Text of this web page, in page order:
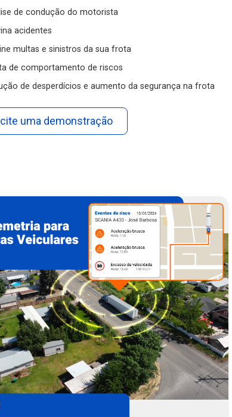
de condução do motorista
acidentes
multas e sinistros da sua frota
de comportamento de riscos
de desperdícios e aumento da segurança na frota
uma demonstração